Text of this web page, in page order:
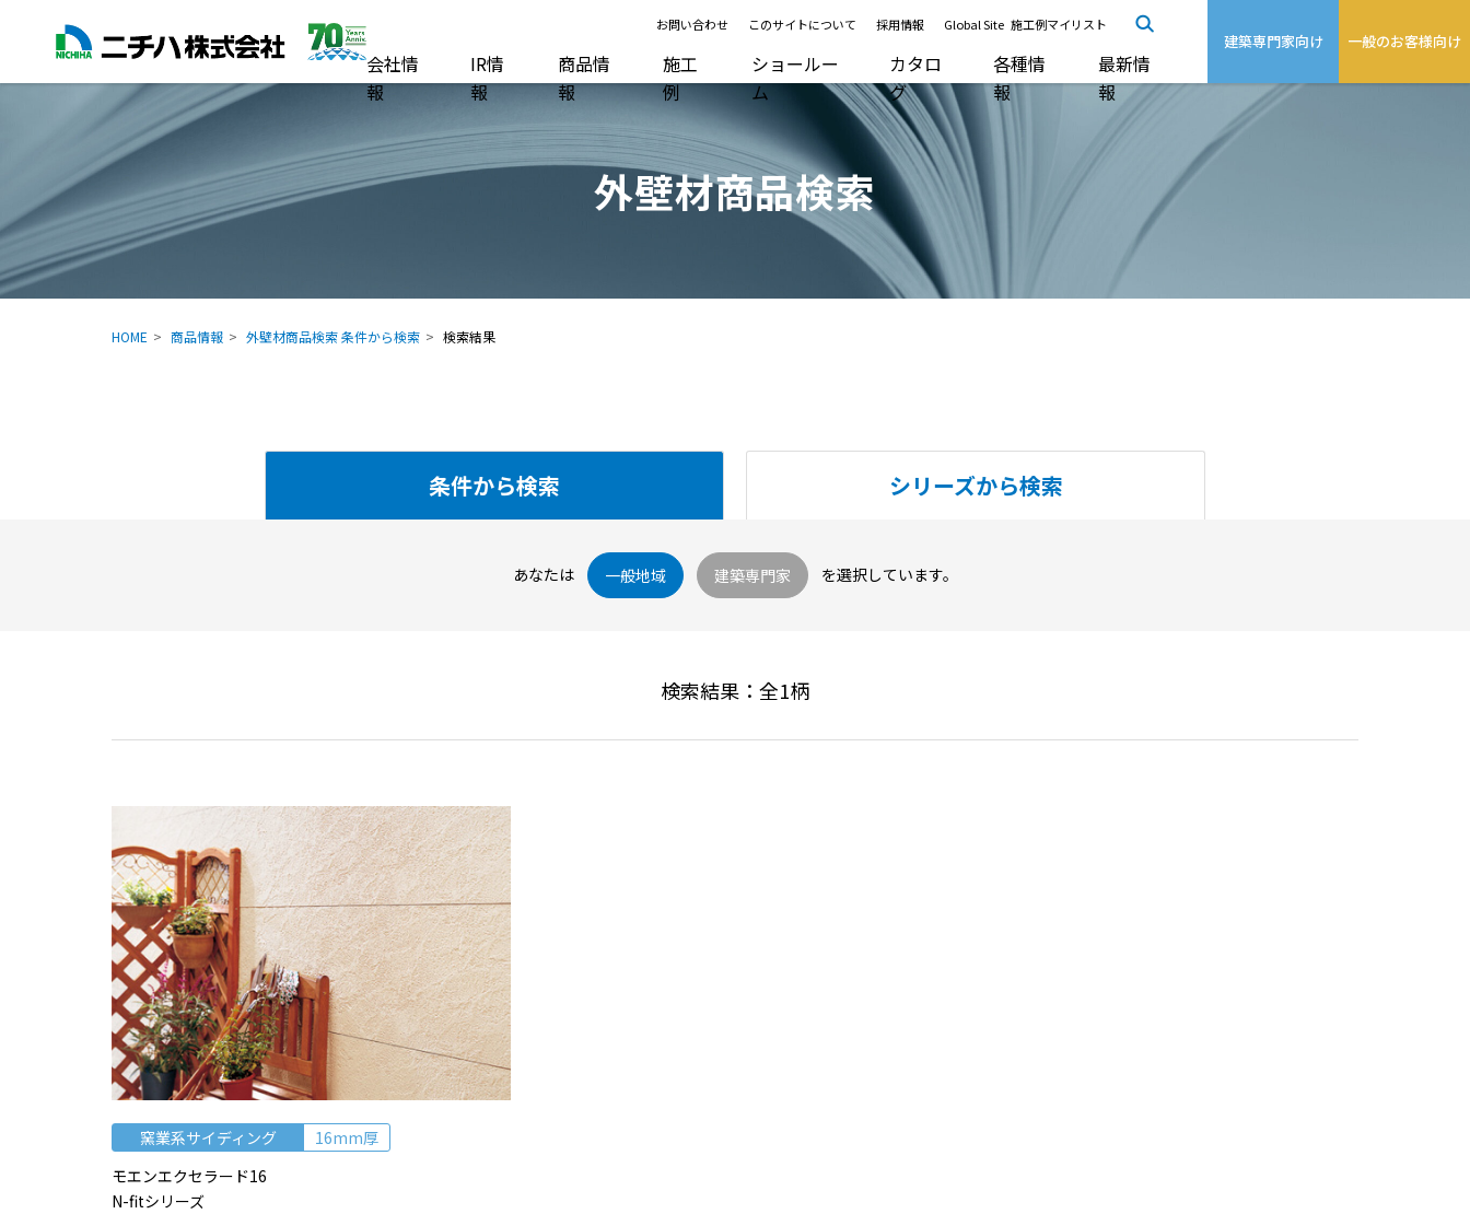
お問い合わせ このサイトについて 採用情報 Global Site 施工例マイリスト
会社情
報
IR情
報
商品情
報
施工
例
ショールー
ム
カタロ
グ
各種情
報
最新情
報
建築専門家向け 一般のお客様向け
外壁材商品検索
HOME 商品情報 外壁材商品検索 条件から検索 検索結果
条件から検索 シリーズから検索
あなたは 一般地域 建築専門家 を選択しています。
検索結果：全1柄
窯業系サイディング
16mm厚
モエンエクセラード16
N-fitシリーズ